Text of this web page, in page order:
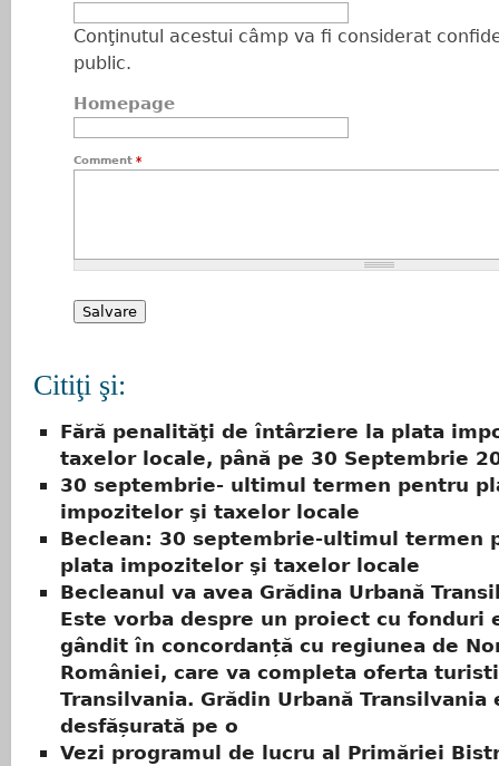
Conţinutul acestui câmp va fi considerat
public.
Homepage
Comment *
Citiţi şi:
Fără penalităţi de întârziere la plata
taxelor locale, până pe 30 Septembrie
30 septembrie- ultimul termen pentru
impozitelor şi taxelor locale
Beclean: 30 septembrie-ultimul termen
plata impozitelor şi taxelor locale
Becleanul va avea Grădina Urbană
Este vorba despre un proiect cu fonduri
gândit în concordanță cu regiunea de
României, care va completa oferta
Transilvania. Grădin Urbană Transilvania
desfășurată pe o
Vezi programul de lucru al Primăriei